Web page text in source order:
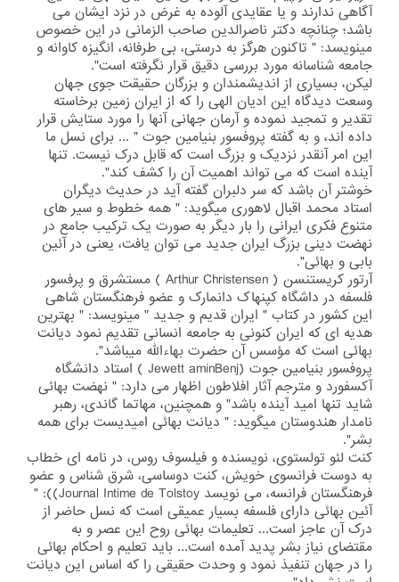
آگاهی ندارند و یا عقایدی آلوده به غرض در نزد ایشان می
باشد؛ چنانچه دکتر ناصرالدین صاحب الزمانی در این خصوص
مینویسد: " تاکنون هرگز به درستی، بی طرفانه، انگیزه کاوانه و
جامعه شناسانه مورد بررسی دقیق قرار نگرفته است".
لیکن، بسیاری از اندیشمندان و بزرگان حقیقت جوی جهان
وسعت دیدگاه این ادیان الهی را که از ایران زمین برخاسته
تقدیر و تمجید نموده و آرمان جهانی آنها را مورد ستایش قرار
داده اند، و به گفته پروفسور بنیامین جوت " ... برای نسل ما
این امر آنقدر نزدیک و بزرگ است که قابل درک نیست. تنها
آینده است که می تواند اهمیت آن را کشف کند".
خوشتر آن باشد که سر دلبران گفته آید در حدیث دیگران
استاد محمد اقبال لاهوری میگوید: " همه خطوط و سیر های
متنوع فکری ایرانی را بار دیگر به صورت یک ترکیب جامع در
نهضت دینی بزرگ ایران جدید می توان یافت، یعنی در آئین
بابی و بهائی".
آرتور کریستنسن ( Arthur Christensen ) مستشرق و پرفسور
فلسفه در داشگاه کپنهاک دانمارک و عضو فرهنگستان شاهی
این کشور در کتاب " ایران قدیم و جدید " مینویسد: " بهترین
هدیه ای که ایران کنونی به جامعه انسانی تقدیم نمود دیانت
بهائی است که مؤسس آن حضرت بهاءالله میباشد".
پروفسور بنیامین جوت (Jewett aminBenj ) استاد دانشگاه
آکسفورد و مترجم آثار افلاطون اظهار می دارد: " نهضت بهائی
شاید تنها امید آینده باشد" و همچنین، مهاتما گاندی، رهبر
نامدار هندوستان میگوید: " دیانت بهائی امیدیست برای همه
بشر".
کنت لئو تولستوی، نویسنده و فیلسوف روس، در نامه ای خطاب
به دوست فرانسوی خویش، کنت دوساسی، شرق شناس و عضو
فرهنگستان فرانسه، می نویسد Journal Intime de Tolstoy)): "
آئین بهائی دارای فلسفه بسیار عمیقی است که نسل حاضر از
درک آن عاجز است... تعلیمات بهائی روح این عصر و به
مقتضای نیاز بشر پدید آمده است... باید تعلیم و احکام بهائی
را در جهان تنفیذ نمود و وحدت حقیقی را که اساس این دیانت